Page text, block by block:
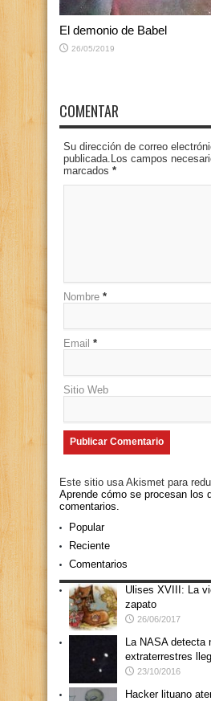
El demonio de Babel
26/05/2019
COMENTAR
Su dirección de correo
publicada.Los campos
marcados *
Nombre *
Email *
Sitio Web
Este sitio usa Akismet para
Aprende cómo se procesan los
comentarios.
Popular
Reciente
Comentarios
Ulises XVIII: La
zapato
26/06/2017
La NASA detecta
extraterrestres
23/10/2016
Hacker lituano